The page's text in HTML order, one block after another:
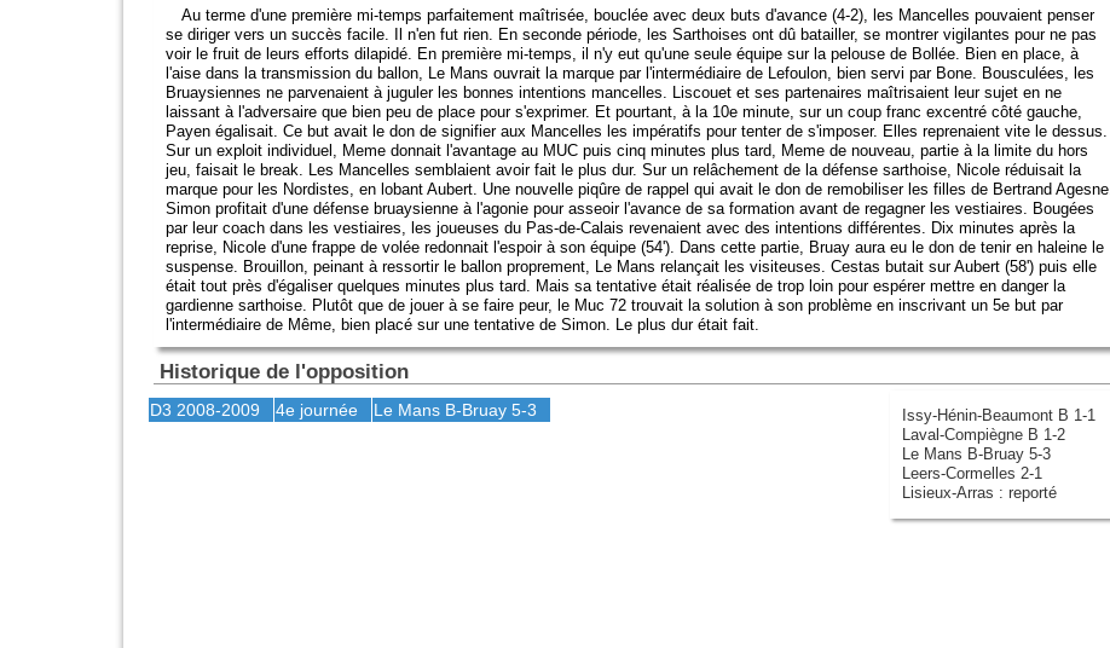
Au terme d'une première mi-temps parfaitement maîtrisée, bouclée avec deux buts d'avance (4-2), les Mancelles pouvaient penser
se diriger vers un succès facile. Il n'en fut rien. En seconde période, les Sarthoises ont dû batailler, se montrer vigilantes pour ne pas
voir le fruit de leurs efforts dilapidé. En première mi-temps, il n'y eut qu'une seule équipe sur la pelouse de Bollée. Bien en place, à
l'aise dans la transmission du ballon, Le Mans ouvrait la marque par l'intermédiaire de Lefoulon, bien servi par Bone. Bousculées, les
Bruaysiennes ne parvenaient à juguler les bonnes intentions mancelles. Liscouet et ses partenaires maîtrisaient leur sujet en ne
laissant à l'adversaire que bien peu de place pour s'exprimer. Et pourtant, à la 10e minute, sur un coup franc excentré côté gauche,
Payen égalisait. Ce but avait le don de signifier aux Mancelles les impératifs pour tenter de s'imposer. Elles reprenaient vite le dessus.
Sur un exploit individuel, Meme donnait l'avantage au MUC puis cinq minutes plus tard, Meme de nouveau, partie à la limite du hors
jeu, faisait le break. Les Mancelles semblaient avoir fait le plus dur. Sur un relâchement de la défense sarthoise, Nicole réduisait la
marque pour les Nordistes, en lobant Aubert. Une nouvelle piqûre de rappel qui avait le don de remobiliser les filles de Bertrand Agesne.
Simon profitait d'une défense bruaysienne à l'agonie pour asseoir l'avance de sa formation avant de regagner les vestiaires. Bougées
par leur coach dans les vestiaires, les joueuses du Pas-de-Calais revenaient avec des intentions différentes. Dix minutes après la
reprise, Nicole d'une frappe de volée redonnait l'espoir à son équipe (54'). Dans cette partie, Bruay aura eu le don de tenir en haleine le
suspense. Brouillon, peinant à ressortir le ballon proprement, Le Mans relançait les visiteuses. Cestas butait sur Aubert (58') puis elle
était tout près d'égaliser quelques minutes plus tard. Mais sa tentative était réalisée de trop loin pour espérer mettre en danger la
gardienne sarthoise. Plutôt que de jouer à se faire peur, le Muc 72 trouvait la solution à son problème en inscrivant un 5e but par
l'intermédiaire de Même, bien placé sur une tentative de Simon. Le plus dur était fait.
Historique de l'opposition
D3 2008-2009 4e journée Le Mans B-Bruay 5-3
Issy-Hénin-Beaumont B 1-1
Laval-Compiègne B 1-2
Le Mans B-Bruay 5-3
Leers-Cormelles 2-1
Lisieux-Arras : reporté